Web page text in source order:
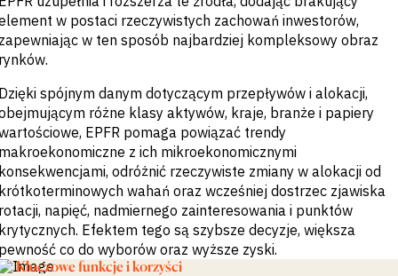
w postaci rzeczywistych zachowań inwestorów,
w ten sposób najbardziej kompleksowy obraz
spójnym danym dotyczącym przepływów i alokacji,
różne klasy aktywów, kraje, branże i papiery
EPFR pomaga powiązać trendy
z ich mikroekonomicznymi
odróżnić rzeczywiste zmiany w alokacji od
wahań oraz wcześniej dostrzec zjawiska
napięć, nadmiernego zainteresowania i punktów
Efektem tego są szybsze decyzje, większa
co do wyborów oraz wyższe zyski.
Kluczowe funkcje i korzyści